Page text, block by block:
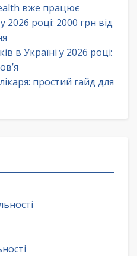
вже працює
2026 році: 2000 грн від
в Україні у 2026 році:
простий гайд для